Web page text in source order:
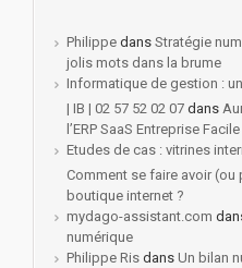
Philippe dans Stratégie
jolis mots dans la brume
Informatique de gestion :
| IB | 02 57 52 02 07 dans
l’ERP SaaS Entreprise Facile
Etudes de cas : vitrines
Comment se faire avoir (ou
boutique internet ?
mydago-assistant.com
numérique
Philippe Ris dans Un bilan